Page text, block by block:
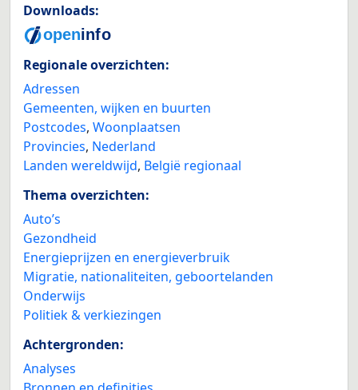
Downloads:
Regionale overzichten:
Adressen
Gemeenten, wijken en buurten
Postcodes, Woonplaatsen
Provincies, Nederland
Landen wereldwijd, België regionaal
Thema overzichten:
Auto’s
Gezondheid
Energieprijzen en energieverbruik
Migratie, nationaliteiten, geboortelanden
Onderwijs
Politiek & verkiezingen
Achtergronden:
Analyses